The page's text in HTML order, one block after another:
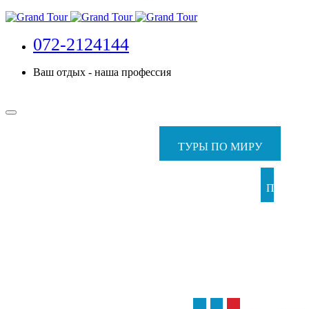
072-2124144
Ваш отдых - наша профессия
ТУРЫ ПО МИРУ